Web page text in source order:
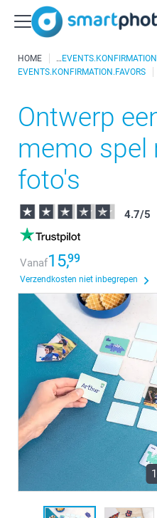
HOME
EVENTS.KONFIRMATION
EVENTS.KONFIRMATION.FAVORS
Ontwerp
memo spel
foto's
4.7/5
Vanaf15,99
Verzendkosten niet inbegrepen